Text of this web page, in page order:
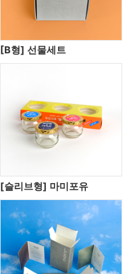
[B형] 선물세트
[슬리브형] 마미포유